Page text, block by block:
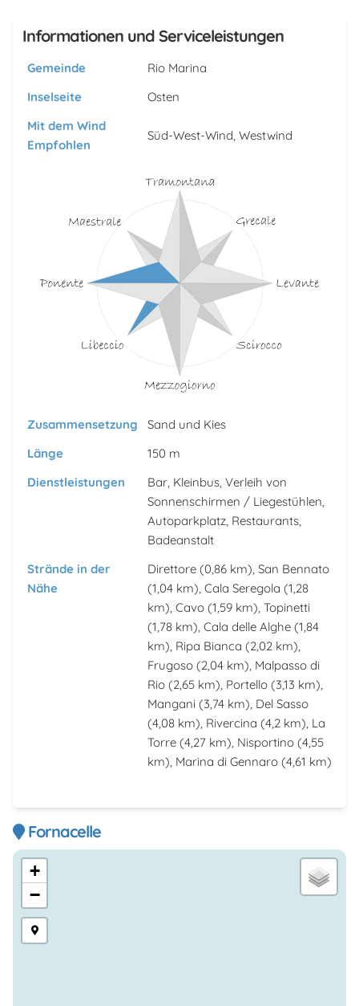
Informationen und Serviceleistungen
Gemeinde
Rio Marina
Inselseite
Osten
Mit dem Wind
Empfohlen
Süd-West-Wind, Westwind
Zusammensetzung
Sand und Kies
Länge
150 m
Dienstleistungen
Bar, Kleinbus, Verleih von
Sonnenschirmen / Liegestühlen,
Autoparkplatz, Restaurants,
Badeanstalt
Strände in der
Nähe
Direttore (0,86 km), San Bennato
(1,04 km), Cala Seregola (1,28
km), Cavo (1,59 km), Topinetti
(1,78 km), Cala delle Alghe (1,84
km), Ripa Bianca (2,02 km),
Frugoso (2,04 km), Malpasso di
Rio (2,65 km), Portello (3,13 km),
Mangani (3,74 km), Del Sasso
(4,08 km), Rivercina (4,2 km), La
Torre (4,27 km), Nisportino (4,55
km), Marina di Gennaro (4,61 km)
Fornacelle
+
−